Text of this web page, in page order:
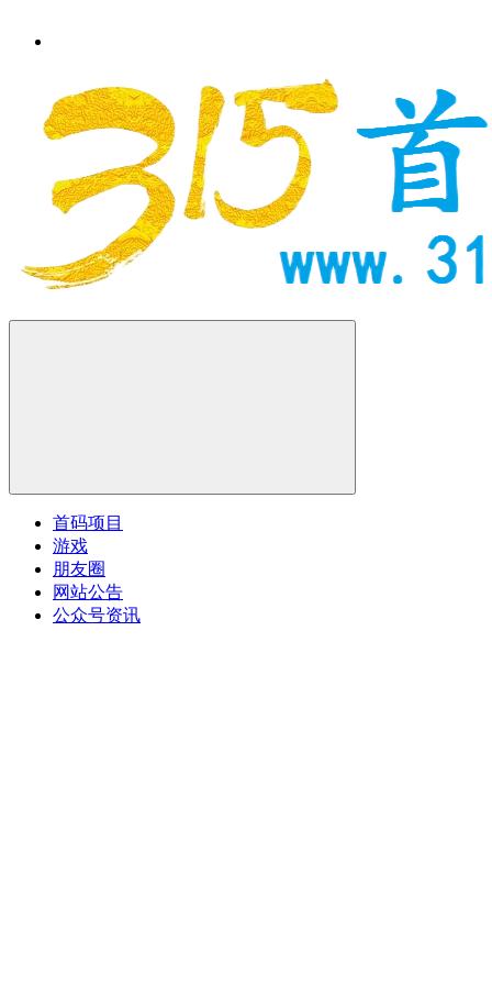
首码项目
游戏
朋友圈
网站公告
公众号资讯